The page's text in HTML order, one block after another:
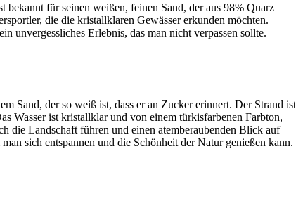
für seinen weißen, feinen Sand, der aus 98% Quarz
die die kristallklaren Gewässer erkunden möchten.
unvergessliches Erlebnis, das man nicht verpassen sollte.
Sand, der so weiß ist, dass er an Zucker erinnert. Der Strand ist
Wasser ist kristallklar und von einem türkisfarbenen Farbton,
die Landschaft führen und einen atemberaubenden Blick auf
sich entspannen und die Schönheit der Natur genießen kann.